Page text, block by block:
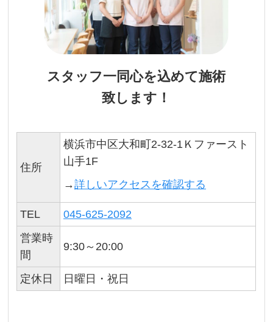
スタッフ一同心を込めて施術
致します！
住所
横浜市中区大和町2-32-1Ｋファースト
山手1F
→詳しいアクセスを確認する
TEL
045-625-2092
営業時
間
9:30～20:00
定休日 日曜日・祝日